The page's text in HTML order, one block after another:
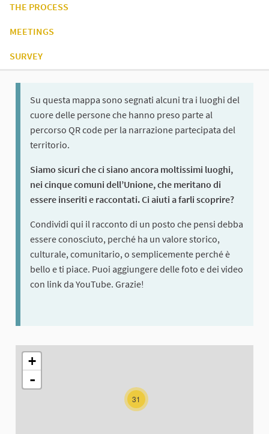
THE PROCESS
MEETINGS
SURVEY
Su questa mappa sono segnati alcuni tra i luoghi del
cuore delle persone che hanno preso parte al
percorso QR code per la narrazione partecipata del
territorio.
Siamo sicuri che ci siano ancora moltissimi luoghi,
nei cinque comuni dell’Unione, che meritano di
essere inseriti e raccontati. Ci aiuti a farli scoprire?
Condividi qui il racconto di un posto che pensi debba
essere conosciuto, perché ha un valore storico,
culturale, comunitario, o semplicemente perché è
bello e ti piace. Puoi aggiungere delle foto e dei video
con link da YouTube. Grazie!
The following element is a map which presents the items on
31
+
-